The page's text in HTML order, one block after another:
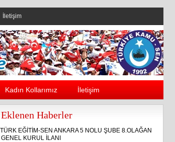
İletişim
Kadın Kollarımız İletişim
Haberler
TÜRK EĞİTİM-SEN ANKARA 5 NOLU ŞUBE 8.OLAĞAN
KURUL İLANI